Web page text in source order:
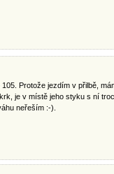
Protože jezdím v přilbě,
je v místě jeho styku s ní
neřeším :-).